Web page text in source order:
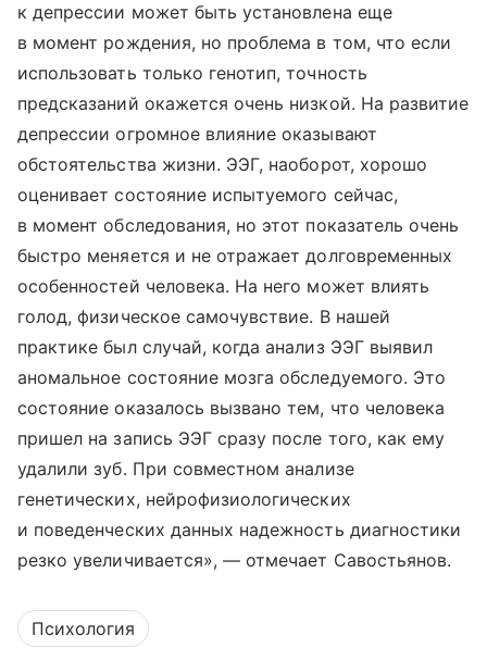
к депрессии может быть установлена еще
в момент рождения, но проблема в том, что если
использовать только генотип, точность
предсказаний окажется очень низкой. На развитие
депрессии огромное влияние оказывают
обстоятельства жизни. ЭЭГ, наоборот, хорошо
оценивает состояние испытуемого сейчас,
в момент обследования, но этот показатель очень
быстро меняется и не отражает долговременных
особенностей человека. На него может влиять
голод, физическое самочувствие. В нашей
практике был случай, когда анализ ЭЭГ выявил
аномальное состояние мозга обследуемого. Это
состояние оказалось вызвано тем, что человека
пришел на запись ЭЭГ сразу после того, как ему
удалили зуб. При совместном анализе
генетических, нейрофизиологических
и поведенческих данных надежность диагностики
резко увеличивается», — отмечает Савостьянов.
Психология